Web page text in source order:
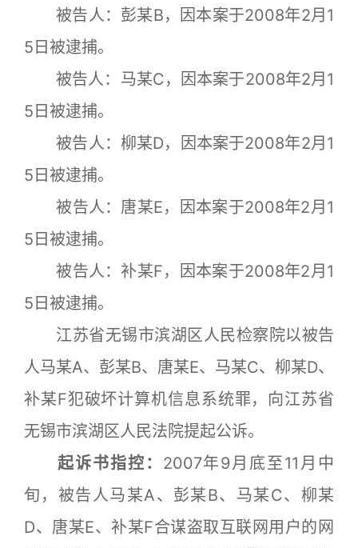
被告人：彭某B，因本案于2008年2月1
5日被逮捕。
被告人：马某C，因本案于2008年2月1
5日被逮捕。
被告人：柳某D，因本案于2008年2月1
5日被逮捕。
被告人：唐某E，因本案于2008年2月1
5日被逮捕。
被告人：补某F，因本案于2008年2月1
5日被逮捕。
江苏省无锡市滨湖区人民检察院以被告
人马某A、彭某B、唐某E、马某C、柳某D、
补某F犯破坏计算机信息系统罪，向江苏省
无锡市滨湖区人民法院提起公诉。
起诉书指控： 2007年9月底至11月中
旬，被告人马某A、彭某B、马某C、柳某
D、唐某E、补某F合谋盗取互联网用户的网